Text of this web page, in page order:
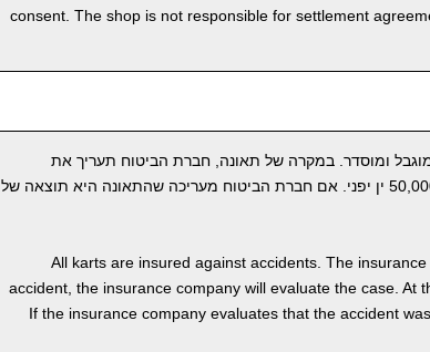
consent. The shop is not responsible for settlement
ומוסדר. במקרה של תאונה, חברת הביטוח תעריך את
התקרית. ברגע זה, המשתמש חייב לשלם כתב ויתור של 50,000 ין יפני. אם חברת הביטוח מעריכה שהתאונה היא תוצאה של
All karts are insured against accidents. The
accident, the insurance company will evaluate the case. At
If the insurance company evaluates that the accident